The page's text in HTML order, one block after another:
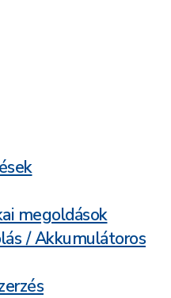
megoldások
/ Akkumulátoros